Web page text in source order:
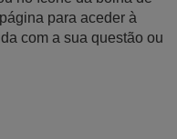
para aceder à
com a sua questão ou